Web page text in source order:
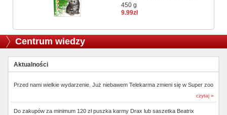
450 g
9.99zł
Centrum wiedzy
Aktualności
Przed nami wielkie wydarzenie. Już niebawem Telekarma zmieni się w Super zoo
czytaj »
Do zakupów za minimum 120 zł puszka karmy Drax lub saszetka Beatrix